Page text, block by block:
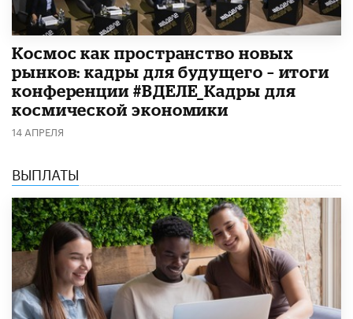
Космос как пространство новых
рынков: кадры для будущего – итоги
конференции #ВДЕЛЕ_Кадры для
космической экономики
14 АПРЕЛЯ
ВЫПЛАТЫ